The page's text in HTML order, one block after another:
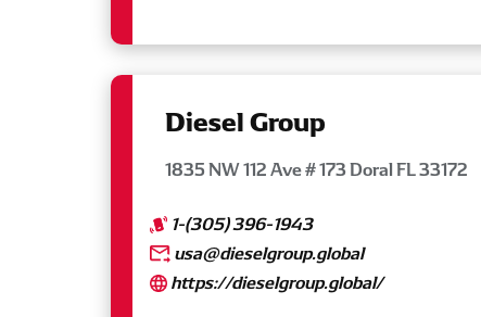
Diesel Group
1835 NW 112 Ave # 173 Doral FL 33172
1-(305) 396-1943
usa@dieselgroup.global
https://dieselgroup.global/